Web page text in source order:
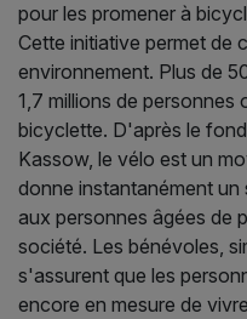
pour les promener à
Cette initiative permet de
environnement. Plus de
1,7 millions de
bicyclette. D'après le
Kassow, le vélo est un
donne instantanément un
aux personnes âgées de
société. Les bénévoles,
s'assurent que les
encore en mesure de